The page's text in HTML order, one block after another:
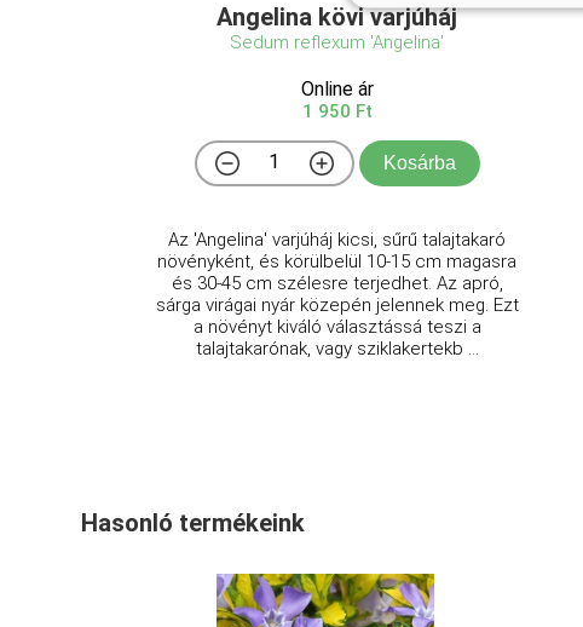
Angelina kövi varjúháj
Sedum reflexum 'Angelina'
Online ár
1 950 Ft
Kosárba
Az 'Angelina' varjúháj kicsi, sűrű talajtakaró
növényként, és körülbelül 10-15 cm magasra
és 30-45 cm szélesre terjedhet. Az apró,
sárga virágai nyár közepén jelennek meg. Ezt
a növényt kiváló választássá teszi a
talajtakarónak, vagy sziklakertekb ...
Hasonló termékeink